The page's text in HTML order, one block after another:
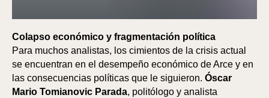
Colapso económico y fragmentación política
Para muchos analistas, los cimientos de la crisis actual
se encuentran en el desempeño económico de Arce y en
las consecuencias políticas que le siguieron. Óscar
Mario Tomianovic Parada, politólogo y analista